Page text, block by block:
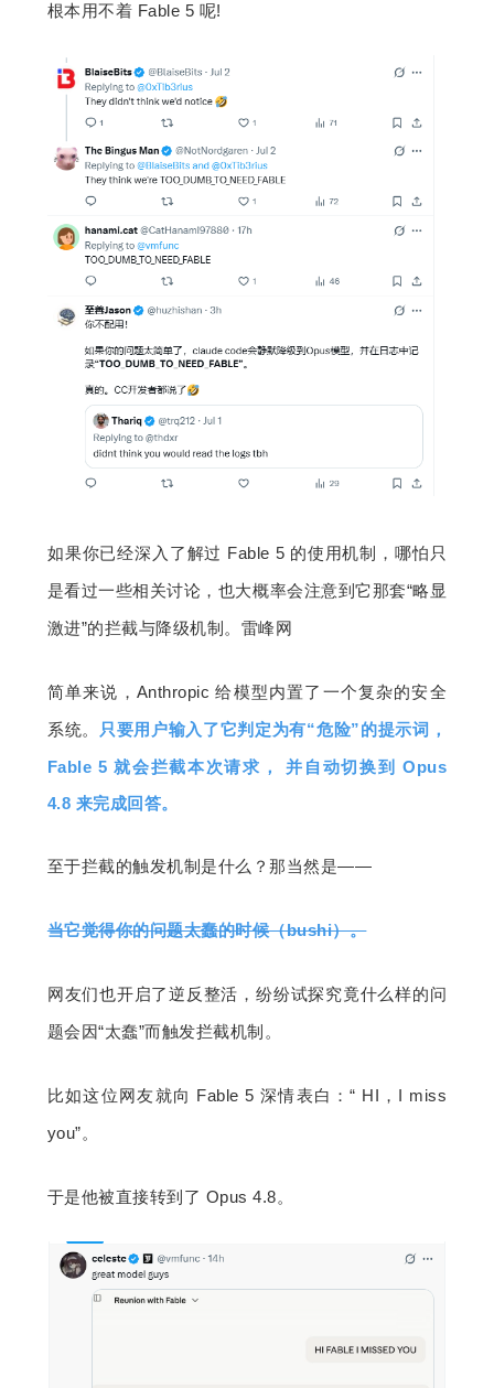
根本用不着 Fable 5 呢!
如果你已经深入了解过 Fable 5 的使用机制，哪怕只
是看过一些相关讨论，也大概率会注意到它那套“略显
激进”的拦截与降级机制。雷峰网
简单来说，Anthropic 给模型内置了一个复杂的安全
系统。
只要用户输入了它判定为有“危险”的提示词，
Fable 5 就会拦截本次请求， 并自动切换到 Opus
4.8 来完成回答。
至于拦截的触发机制是什么？那当然是——
当它觉得你的问题太蠢的时候（bushi）。
网友们也开启了逆反整活，纷纷试探究竟什么样的问
题会因“太蠢”而触发拦截机制。
比如这位网友就向 Fable 5 深情表白：“ HI，I miss
you”。
于是他被直接转到了 Opus 4.8。